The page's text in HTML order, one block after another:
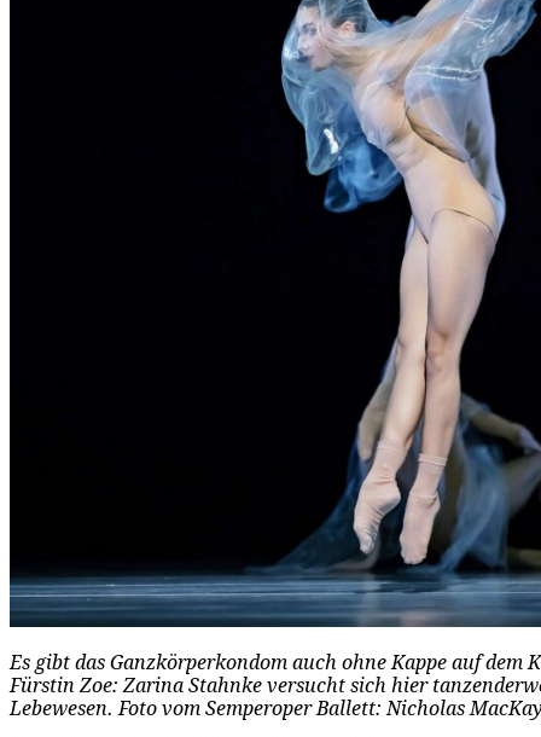
Es gibt das Ganzkörperkondom auch ohne Kappe auf dem
Fürstin Zoe: Zarina Stahnke versucht sich hier
Lebewesen. Foto vom Semperoper Ballett: Nicholas MacKay